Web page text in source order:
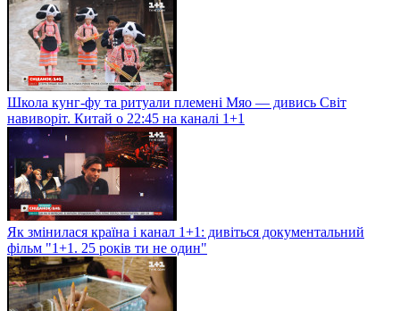
Школа кунг-фу та ритуали племені Мяо — дивись Світ
навиворіт. Китай о 22:45 на каналі 1+1
Як змінилася країна і канал 1+1: дивіться документальний
фільм "1+1. 25 років ти не один"